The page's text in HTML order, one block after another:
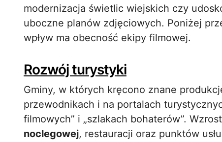
modernizacja świetlic wiejskich czy
uboczne planów zdjęciowych. Poniżej
wpływ ma obecność ekipy filmowej.
Rozwój turystyki
Gminy, w których kręcono znane
przewodnikach i na portalach
filmowych” i „szlakach bohaterów”.
noclegowej, restauracji oraz punktów